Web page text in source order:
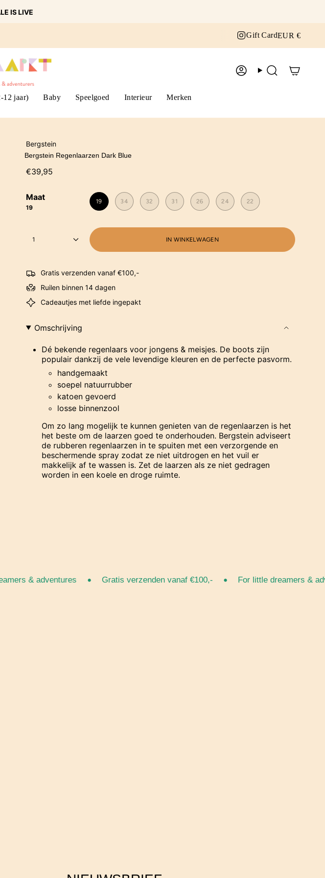
IS LIVE
Instagram
Gift Card EUR €
AccountZoek
12 jaar) Baby Speelgoed Interieur Merken
Bergstein
Bergstein Regenlaarzen Dark Blue
€39,95
Maat
19
19 34 32 31 26 24 22
1 IN WINKELWAGEN
Gratis verzenden vanaf €100,-
Ruilen binnen 14 dagen
Cadeautjes met liefde ingepakt
Omschrijving
Dé bekende regenlaars voor jongens & meisjes. De boots zijn
populair dankzij de vele levendige kleuren en de perfecte pasvorm.
handgemaakt
soepel natuurrubber
katoen gevoerd
losse binnenzool
Om zo lang mogelijk te kunnen genieten van de regenlaarzen is het
het beste om de laarzen goed te onderhouden. Bergstein adviseert
de rubberen regenlaarzen in te spuiten met een verzorgende en
beschermende spray zodat ze niet uitdrogen en het vuil er
makkelijk af te wassen is. Zet de laarzen als ze niet gedragen
worden in een koele en droge ruimte.
& adventures • Gratis verzenden vanaf €100,- • For little dreamers &